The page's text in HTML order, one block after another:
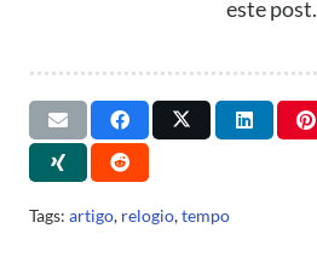
este post.
Tags: artigo, relogio,tempo